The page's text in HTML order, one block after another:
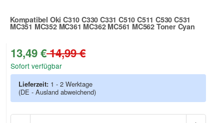
Kompatibel Oki C310 C330 C331 C510 C511 C530 C531
MC351 MC352 MC361 MC362 MC561 MC562 Toner Cyan
Zur Artikelbewertung
13,49 €14,99 €
Sofort verfügbar
Lieferzeit: 1 - 2 Werktage
(DE - Ausland abweichend)